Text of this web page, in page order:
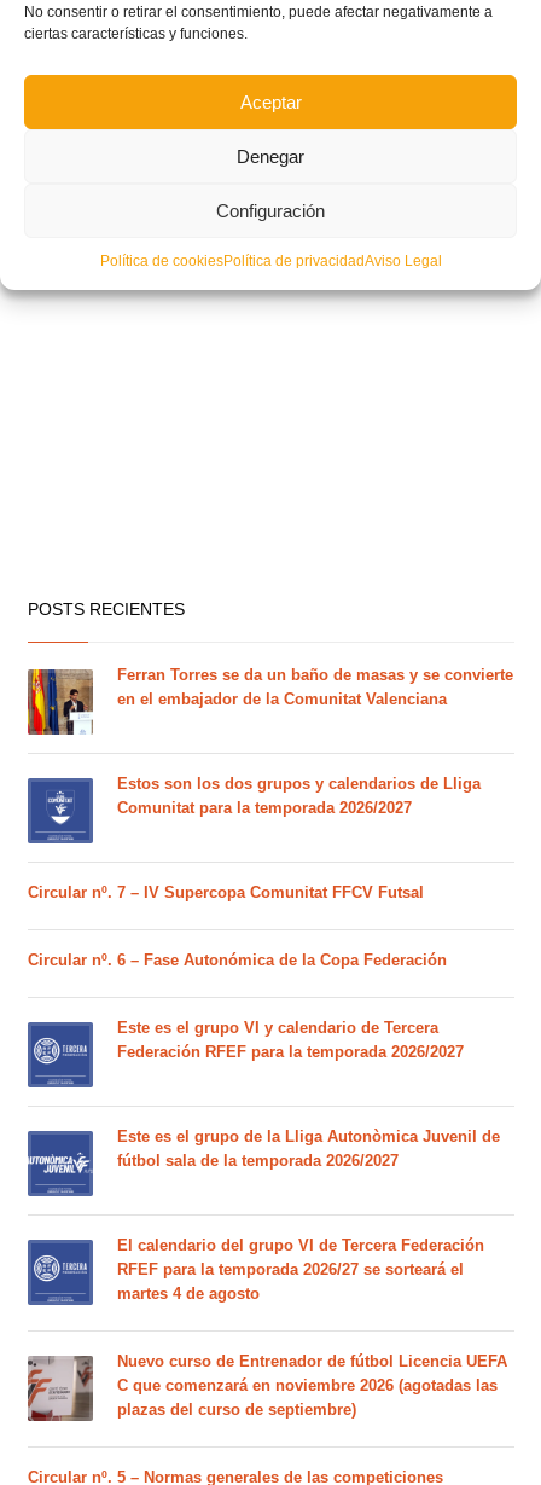
No consentir o retirar el consentimiento, puede afectar negativamente a
ciertas características y funciones.
Aceptar
Denegar
Configuración
Política de cookiesPolítica de privacidadAviso Legal
POSTS RECIENTES
Ferran Torres se da un baño de masas y se convierte
en el embajador de la Comunitat Valenciana
Estos son los dos grupos y calendarios de Lliga
Comunitat para la temporada 2026/2027
Circular nº. 7 – IV Supercopa Comunitat FFCV Futsal
Circular nº. 6 – Fase Autonómica de la Copa Federación
Este es el grupo VI y calendario de Tercera
Federación RFEF para la temporada 2026/2027
Este es el grupo de la Lliga Autonòmica Juvenil de
fútbol sala de la temporada 2026/2027
El calendario del grupo VI de Tercera Federación
RFEF para la temporada 2026/27 se sorteará el
martes 4 de agosto
Nuevo curso de Entrenador de fútbol Licencia UEFA
C que comenzará en noviembre 2026 (agotadas las
plazas del curso de septiembre)
Circular nº. 5 – Normas generales de las competiciones